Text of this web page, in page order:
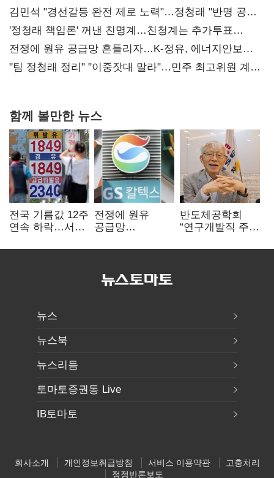
김민석 "경선갈등 완전 제로 노력"…정청래 "반명 공세
사과부터"
'정청래 책임론' 꺼낸 친명계…친청계는 추가투표
때리기
전쟁에 원유 공급망 흔들리자…K-정유, 에너지안보
핵심으로 재부상
"팀 정청래 정리" "이중잣대 말라"…민주 최고위원 계파
함께 볼만한 뉴스
전국 기름값 12주
연속 하락…서울
전쟁에 원유
공급망
정유, 에너지안보
반도체공학회
“연구개발직 주
개선해야”
뉴스
뉴스북
뉴스리듬
토마토증권통 Live
IB토마토
회사소개 개인정보취급방침 서비스 이용약관
고충처리
정정반론보도